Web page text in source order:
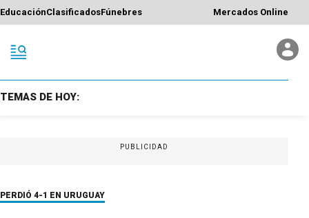
EducaciónClasificadosFúnebres Mercados Online
TEMAS DE HOY:
PUBLICIDAD
PERDIÓ 4-1 EN URUGUAY